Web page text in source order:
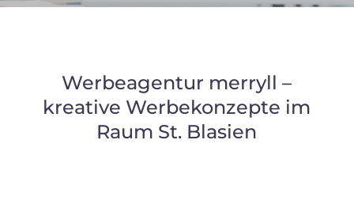
Werbeagentur merryll –
kreative Werbekonzepte im
Raum St. Blasien